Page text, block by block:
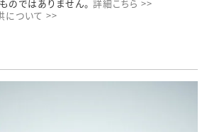
のではありません。 詳細こちら >>
について >>